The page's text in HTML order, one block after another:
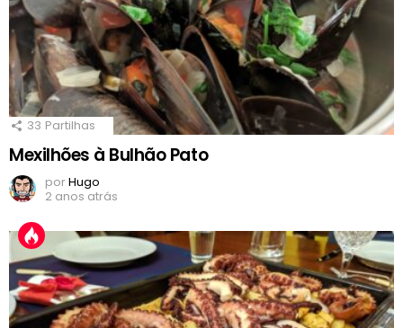
33 Partilhas
Mexilhões à Bulhão Pato
porHugo
2 anos atrás